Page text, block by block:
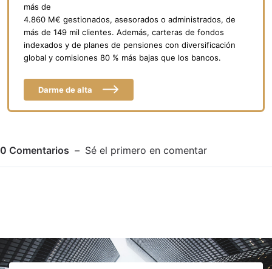
más de
4.860 M€ gestionados, asesorados o administrados, de
más de 149 mil clientes. Además, carteras de fondos
indexados y de planes de pensiones con diversificación
global y comisiones 80 % más bajas que los bancos.
Darme de alta
0 Comentarios Sé el primero en comentar
Adjuntar imagen Comentar